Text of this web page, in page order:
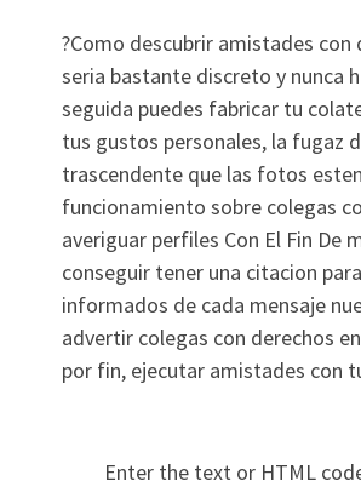
?Como descubrir amistades con
seria bastante discreto y nunca
seguida puedes fabricar tu
tus gustos personales, la fugaz
trascendente que las fotos
funcionamiento sobre colegas
averiguar perfiles Con El Fin De
conseguir tener una citacion
informados de cada mensaje
advertir colegas con derechos
por fin, ejecutar amistades con
Enter the text or HTML